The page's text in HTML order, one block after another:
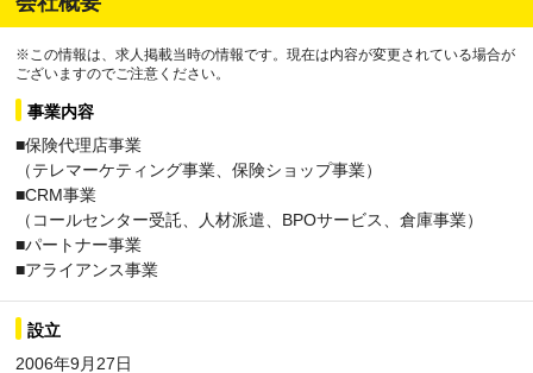
※この情報は、求人掲載当時の情報です。現在は内容が変更されている場合が
ございますのでご注意ください。
事業内容
■保険代理店事業
（テレマーケティング事業、保険ショップ事業）
■CRM事業
（コールセンター受託、人材派遣、BPOサービス、倉庫事業）
■パートナー事業
■アライアンス事業
設立
2006年9月27日